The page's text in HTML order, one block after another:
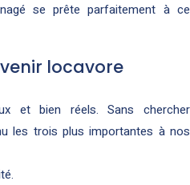
se prête parfaitement à ce
locavore
et bien réels. Sans chercher
les trois plus importantes à nos